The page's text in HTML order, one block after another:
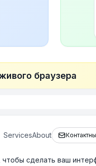
браузера
ServicesAbout
сделать ваш